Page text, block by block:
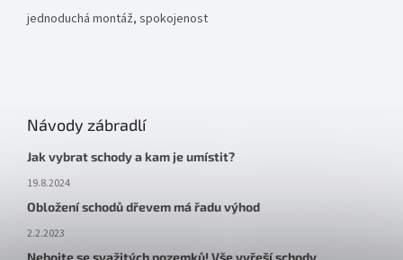
jednoduchá montáž, spokojenost
Návody zábradlí
Jak vybrat schody a kam je umístit?
19.8.2024
Obložení schodů dřevem má řadu výhod
2.2.2023
Nebojte se svažitých pozemků! Vše vyřeší schody